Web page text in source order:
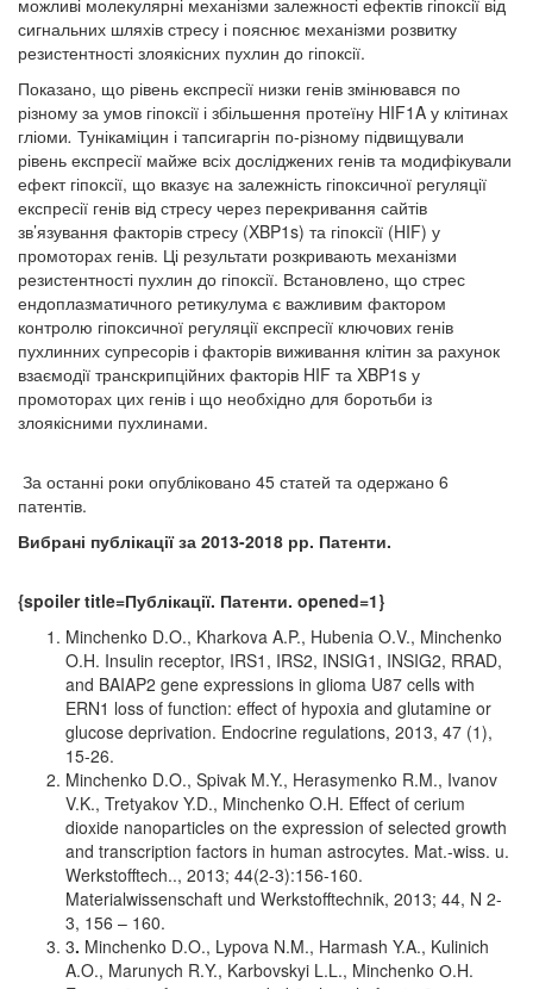
можливі молекулярні механізми залежності ефектів гіпоксії від
сигнальних шляхів стресу і пояснює механізми розвитку
резистентності злоякісних пухлин до гіпоксії.
Показано, що рівень експресії низки генів змінювався по
різному за умов гіпоксії і збільшення протеїну HIF1A у клітинах
гліоми. Тунікаміцин і тапсигаргін по-різному підвищували
рівень експресії майже всіх досліджених генів та модифікували
ефект гіпоксії, що вказує на залежність гіпоксичної регуляції
експресії генів від стресу через перекривання сайтів
зв’язування факторів стресу (XBP1s) та гіпоксії (HIF) у
промоторах генів. Ці результати розкривають механізми
резистентності пухлин до гіпоксії. Встановлено, що стрес
ендоплазматичного ретикулума є важливим фактором
контролю гіпоксичної регуляції експресії ключових генів
пухлинних супресорів і факторів виживання клітин за рахунок
взаємодії транскрипційних факторів HIF та XBP1s у
промоторах цих генів і що необхідно для боротьби із
злоякісними пухлинами.
За останні роки опубліковано 45 статей та одержано 6
патентів.
Вибрані публікації за 2013-2018 рр. Патенти.
{spoiler title=Публікації. Патенти. opened=1}
Minchenko D.O., Kharkova A.P., Hubenia O.V., Minchenko
O.H. Insulin receptor, IRS1, IRS2, INSIG1, INSIG2, RRAD,
and BAIAP2 gene expressions in glioma U87 cells with
ERN1 loss of function: effect of hypoxia and glutamine or
glucose deprivation. Endocrine regulations, 2013, 47 (1),
15-26.
Minchenko D.O., Spivak M.Y., Herasymenko R.M., Ivanov
V.K., Tretyakov Y.D., Minchenko O.H. Effect of cerium
dioxide nanoparticles on the expression of selected growth
and transcription factors in human astrocytes. Mat.-wiss. u.
Werkstofftech.., 2013; 44(2-3):156-160.
Materialwissenschaft und Werkstofftechnik, 2013; 44, N 2-
3, 156 – 160.
3. Minchenko D.O., Lypova N.M., Harmash Y.A., Kulinich
A.O., Marunych R.Y., Karbovskyi L.L., Minchenko О.H.